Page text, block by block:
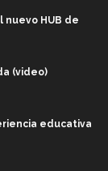
nuevo HUB de
(video)
educativa